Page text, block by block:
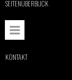
SEITENÜBERBLICK
KONTAKT